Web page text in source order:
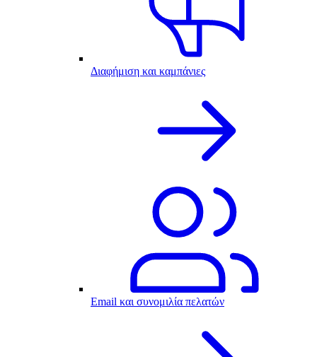
Διαφήμιση και καμπάνιες
Email και συνομιλία πελατών